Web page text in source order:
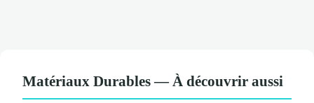
Matériaux Durables — À découvrir aussi